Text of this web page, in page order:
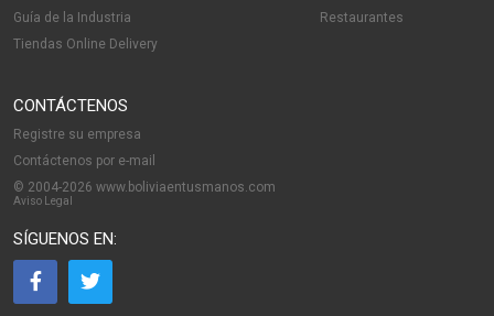
Guía de la Industria
Tiendas Online Delivery
Restaurantes
CONTÁCTENOS
Registre su empresa
Contáctenos por e-mail
© 2004-2026 www.boliviaentusmanos.com
Aviso Legal
SÍGUENOS EN: